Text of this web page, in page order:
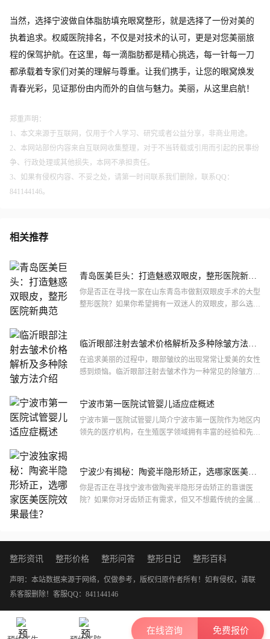
当然，选择宁波做自体脂肪填充眼窝整形，就是选择了一份对美的
执着追求。权威医院排名，不仅是对技术的认可，更是对您美丽旅
程的保驾护航。在这里，每一滴脂肪都是精心挑选，每一针每一刀
都承载着专家们对美的理解与尊重。让我们携手，让您的眼窝焕发
青春光彩，见证那份由内而外的自信与魅力。美丽，从这里启航！
郑重声明：
1、本文来源于互联网，仅用于个人学习、研究或者公益分享，非商业用途。
2、本网站部份内容来自互联网收集整理，对于不当转载或引用而引起的民事纷
争、行政处理或其他损失，本网不承担责任。
3、如果有侵权内容、不妥之处，请第一时间联系我们删除，联系QQ：
841144146。
相关推荐
青岛医美巨头：打造魅惑双眼皮，整形医院新典
范
你是否正在寻找一家在山东青岛市做割双眼皮手术的大型
整形医院？如果你希望拥有一双迷人的双眼皮，那么选择
临沂眼部注射去皱术价格解析及多种除皱方法介
绍
在追求美丽的过程中，眼部皱纹的出现常常让爱美的女性
感到烦恼。临沂眼部注射去皱术作为一种常见的除皱方
宁波市第一医院试管婴儿适应症概述
宁波市第一医院试管婴儿简介宁波市第一医院作为地区内
领先的医疗机构，在生殖医学领域拥有丰富的经验和先进
宁波少有揭秘：陶瓷半隐形矫正，选哪家医美医
院效果较好？
你是否正在寻找宁波市做陶瓷半隐形牙齿矫正的靠谱医
院？如果你对牙齿矫正有需求，但又不想戴传统的金属牙
整形资讯 整形价格 整形问答 整形日记 整形百科
声明：本站数据来源于网络，仅做参考，版权归原作者所有！如有侵权，请联
系客服删除！ 客服QQ：841144146
在线咨询 免费报价